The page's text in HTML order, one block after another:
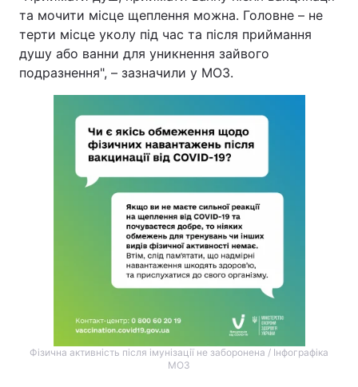
та мочити місце щеплення можна. Головне – не
терти місце уколу під час та після приймання
душу або ванни для уникнення зайвого
подразнення", – зазначили у МОЗ.
Фізична активність після імунізації не заборонена / Інфографіка
МОЗ